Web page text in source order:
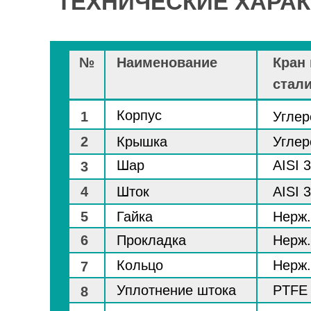
№
1
2
3
4
5
6
7
8
Крышка
Наименование
Корпус
Кран
Шар
Шток
Прокладка
Гайка
Уплотнение штока
Кольцо
AISI
AISI
PTFE